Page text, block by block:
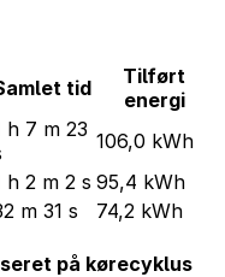
tid
Tilført
energi
h 7 m 23 106,0 kWh
h 2 m 2 s 95,4 kWh
m 31 s 74,2 kWh
på kørecyklus